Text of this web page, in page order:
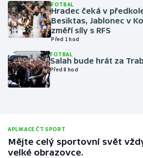
Olympijské hry
Parasport
Plavání
Plážový volejbal
FOTBAL
Hradec čeká v
Besiktas, Jablonec v
změří síly s RFS
Před 1 hod
FOTBAL
Salah bude hrát za
Před 8 hod
APLIKACE ČT SPORT
Mějte celý sportovní svět
velké obrazovce.